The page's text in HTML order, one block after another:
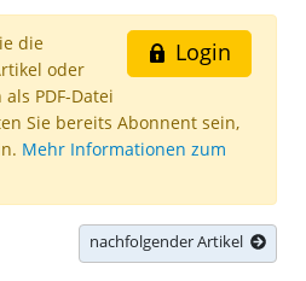
Login
die
oder
PDF-Datei
Sie bereits Abonnent sein,
Mehr Informationen zum
nachfolgender Artikel